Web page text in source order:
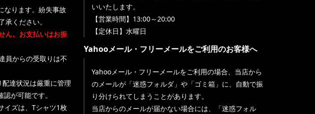
なります。紛失事故
ください。
ん。お支払いはお振
員からの受取りは不
配達状況は厳重に管理
が可能です。
イズは、Tシャツ1枚
いいたします。
【営業時間】13:00～20:00
【定休日】水曜日
Yahooメール・フリーメールをご利用のお客様へ
Yahooメール・フリーメールをご利用の場合、当店から
のメールが「迷惑フォルダ」や「ゴミ箱」に、自動で振
り分けられてしまうことがあります。
当店からのメールが届かない場合には、「迷惑フォル